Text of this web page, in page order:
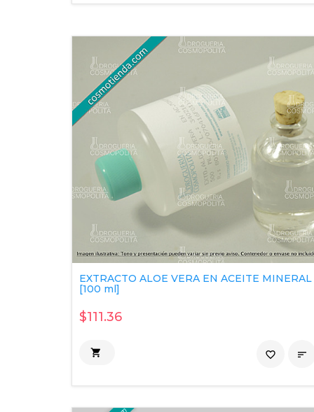
EXTRACTO ALOE VERA EN ACEITE MINERAL
[100 ml]
$111.36
 
favorite_border